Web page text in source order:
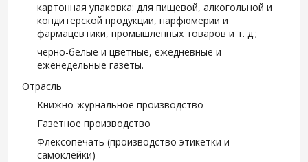
картонная упаковка: для пищевой, алкогольной и
кондитерской продукции, парфюмерии и
фармацевтики, промышленных товаров и т. д.;
черно-белые и цветные, ежедневные и
еженедельные газеты.
Отрасль
Книжно-журнальное производство
Газетное производство
Флексопечать (производство этикетки и
самоклейки)